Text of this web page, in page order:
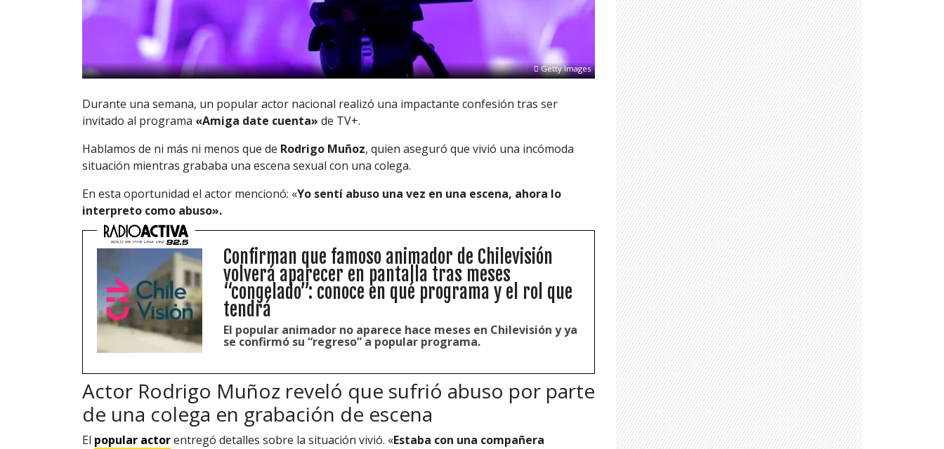
Getty Images
Durante una semana, un popular actor nacional realizó una impactante confesión tras ser
invitado al programa «Amiga date cuenta» de TV+.
Hablamos de ni más ni menos que de Rodrigo Muñoz, quien aseguró que vivió una incómoda
situación mientras grababa una escena sexual con una colega.
En esta oportunidad el actor mencionó: «Yo sentí abuso una vez en una escena, ahora lo
interpreto como abuso».
Confirman que famoso animador de Chilevisión
volverá aparecer en pantalla tras meses
“congelado”: conoce en qué programa y el rol que
tendrá
El popular animador no aparece hace meses en Chilevisión y ya
se confirmó su “regreso” a popular programa.
Actor Rodrigo Muñoz reveló que sufrió abuso por parte
de una colega en grabación de escena
El popular actorentregó detalles sobre la situación vivió. «Estaba con una compañera